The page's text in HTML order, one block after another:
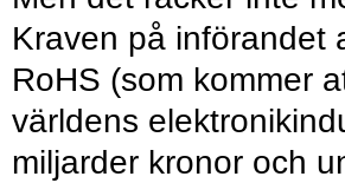
Kraven på införandet
RoHS (som kommer
världens
miljarder kronor och